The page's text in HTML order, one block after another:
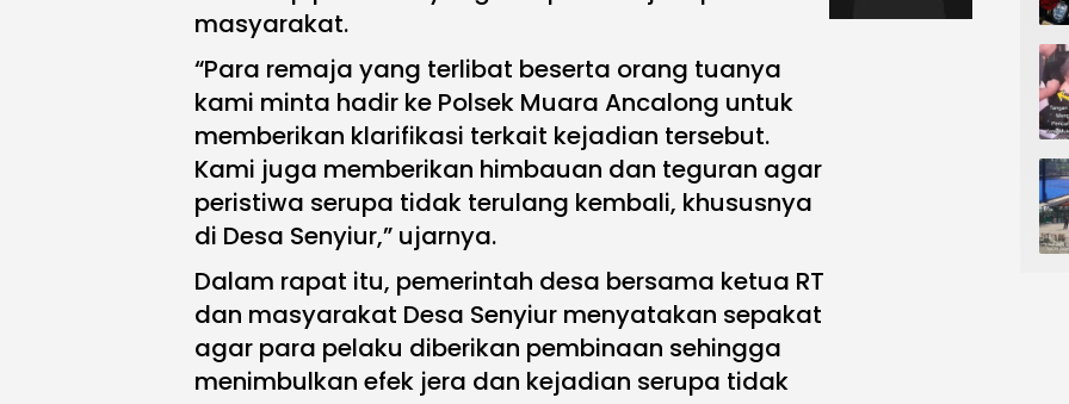
masyarakat.
“Para remaja yang terlibat beserta orang tuanya
kami minta hadir ke Polsek Muara Ancalong untuk
memberikan klarifikasi terkait kejadian tersebut.
Kami juga memberikan himbauan dan teguran agar
peristiwa serupa tidak terulang kembali, khususnya
di Desa Senyiur,” ujarnya.
Dalam rapat itu, pemerintah desa bersama ketua RT
dan masyarakat Desa Senyiur menyatakan sepakat
agar para pelaku diberikan pembinaan sehingga
menimbulkan efek jera dan kejadian serupa tidak